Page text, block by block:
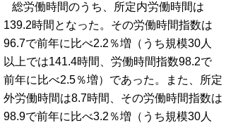
総労働時間のうち、所定内労働時間は
139.2時間となった。その労働時間指数は
96.7で前年に比べ2.2％増（うち規模30人
以上では141.4時間、労働時間指数98.2で
前年に比べ2.5％増）であった。また、所定
外労働時間は8.7時間、その労働時間指数は
98.9で前年に比べ3.2％増（うち規模30人